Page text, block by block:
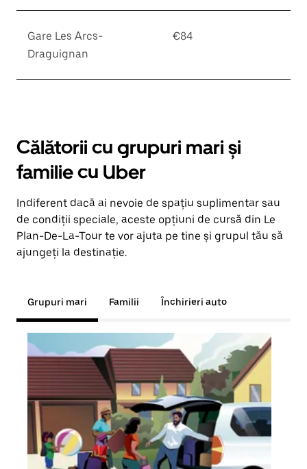
Gare Les Arcs-
Draguignan
€84
Călătorii cu grupuri mari și
familie cu Uber
Indiferent dacă ai nevoie de spațiu suplimentar sau
de condiții speciale, aceste opțiuni de cursă din Le
Plan-De-La-Tour te vor ajuta pe tine și grupul tău să
ajungeți la destinație.
Grupuri mari Familii Închirieri auto